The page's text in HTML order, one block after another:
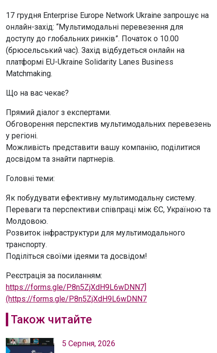
17 грудня Enterprise Europe Network Ukraine запрошує на
онлайн-захід: “Мультимодальні перевезення для
доступу до глобальних ринків”. Початок о 10.00
(брюсельський час). Захід відбудеться онлайн на
платформі EU-Ukraine Solidarity Lanes Business
Matchmaking.
Що на вас чекає?
Прямий діалог з експертами.
Обговорення перспектив мультимодальних перевезень
у регіоні.
Можливість представити вашу компанію, поділитися
досвідом та знайти партнерів.
Головні теми:
Як побудувати ефективну мультимодальну систему.
Переваги та перспективи співпраці між ЄС, Україною та
Молдовою.
Розвиток інфраструктури для мультимодального
транспорту.
Поділіться своїми ідеями та досвідом!
Реєстрація за посиланням:
https://forms.gle/P8n5ZjXdH9L6wDNN7]
(https://forms.gle/P8n5ZjXdH9L6wDNN7
Також читайте
5 Серпня, 2026